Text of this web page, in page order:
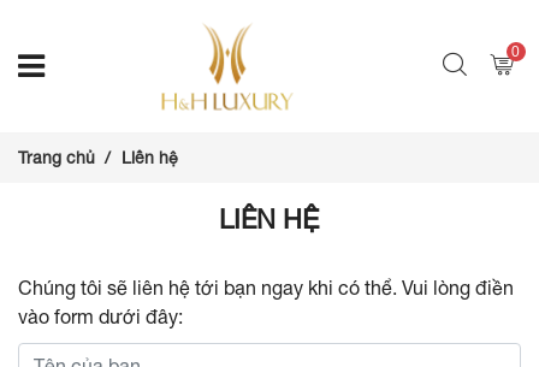
0
Trang chủ Liên hệ
LIÊN HỆ
Chúng tôi sẽ liên hệ tới bạn ngay khi có thể. Vui lòng điền
vào form dưới đây: